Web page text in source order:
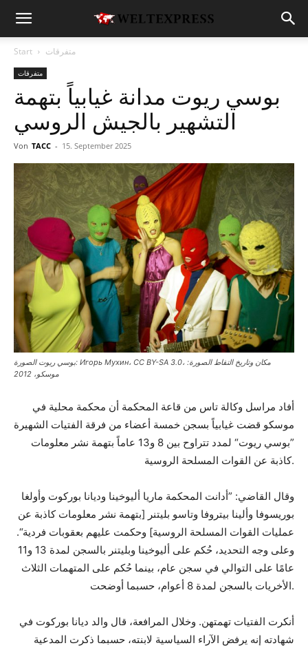
Start متفرقات
متفرقات
بوسي ريوت مدانة غيابياً بتهمة
التشهير بالجيش الروسي
Von TACC - 15. September 2025
بوسي ريوت الصورة: Игорь Мухин، CC BY-SA 3.0، مكان وتاريخ التقاط الصورة:
موسكو، 2012
أفاد مراسل وكالة تاس من قاعة المحكمة أن محكمة محلية في
موسكو قضت غيابياً بسجن خمسة أعضاء من فرقة الفتيات الشهيرة
”بوسي ريوت“ لمدد تتراوح بين 8 و13 عاماً بتهمة نشر معلومات
كاذبة عن القوات المسلحة الروسية.
وقال القاضي: ”أدانت المحكمة ماريا أليوخينا وديانا بوركوت وأولغا
بوريسوفا وألينا بيتروفا وتاسو بليتنر [بتهمة نشر معلومات كاذبة عن
عمليات القوات المسلحة الروسية] وحكمت عليهم بعقوبات فردية“.
وعلى وجه التحديد، حُكم على أليوخينا وبليتنر بالسجن لمدة 13 و11
عامًا على التوالي في سجن عام، بينما حُكم على المتهمات الثلاث
الأخريات بالسجن لمدة 8 أعوام، حسبما أوضحت.
أنكرت الفتيات تهمتهن. وخلال المرافعة، قال والد ديانا بوركوت في
شهادته إنه يرفض الآراء السياسية لابنته، حسبما ذكرت المدعية